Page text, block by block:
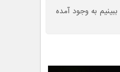
به وجود آمده